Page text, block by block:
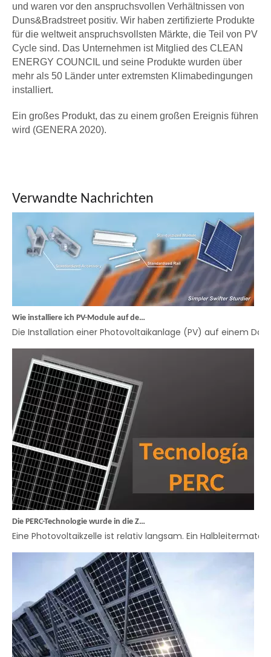
und waren vor den anspruchsvollen Verhältnissen von
Duns&Bradstreet positiv. Wir haben zertifizierte Produkte
für die weltweit anspruchsvollsten Märkte, die Teil von PV
Cycle sind. Das Unternehmen ist Mitglied des CLEAN
ENERGY COUNCIL und seine Produkte wurden über
mehr als 50 Länder unter extremsten Klimabedingungen
installiert.
Ein großes Produkt, das zu einem großen Ereignis führen
wird (GENERA 2020).
Verwandte Nachrichten
Thailand – 3,7 MW
Industrie- und Gewerbedächer in Thailand Region: Thailand
Die Installation einer Photovoltaikanlage (PV) auf einem
Eine Photovoltaikzelle ist relativ langsam. Ein